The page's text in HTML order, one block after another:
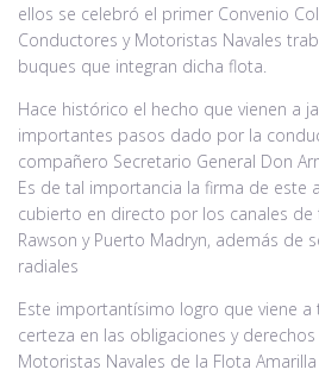
ellos se celebró el primer Convenio
Conductores y Motoristas Navales
buques que integran dicha flota.
Hace histórico el hecho que vienen a
importantes pasos dado por la
compañero Secretario General Don
Es de tal importancia la firma de este
cubierto en directo por los canales de
Rawson y Puerto Madryn, además de
radiales
Este importantísimo logro que viene
certeza en las obligaciones y
Motoristas Navales de la Flota